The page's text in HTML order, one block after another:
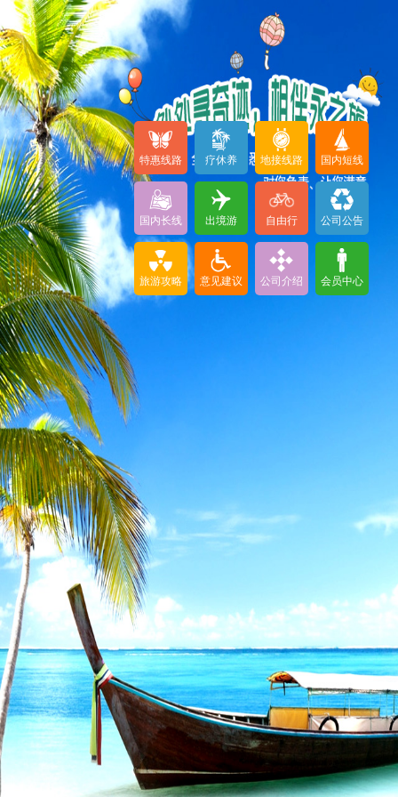
特惠线路 疗休养 地接线路 国内短线
国内长线 出境游 自由行 公司公告
旅游攻略 意见建议 公司介绍 会员中心